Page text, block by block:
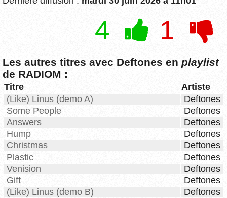
4 1
Les autres titres avec Deftones en playlist
de RADIOM :
Titre
Artiste
(Like) Linus (demo A)
Deftones
Some People
Deftones
Answers
Deftones
Hump
Deftones
Christmas
Deftones
Plastic
Deftones
Venision
Deftones
Gift
Deftones
(Like) Linus (demo B)
Deftones